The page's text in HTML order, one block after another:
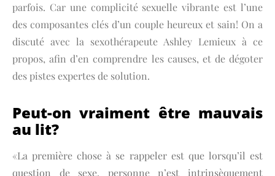
parfois. Car une complicité sexuelle vibrante est l’une
des composantes clés d’un couple heureux et sain! On a
discuté avec la sexothérapeute Ashley Lemieux à ce
propos, afin d’en comprendre les causes, et de dégoter
des pistes expertes de solution.
Peut-on vraiment être mauvais
au lit?
«La première chose à se rappeler est que lorsqu’il est
question de sexe, personne n’est intrinsèquement